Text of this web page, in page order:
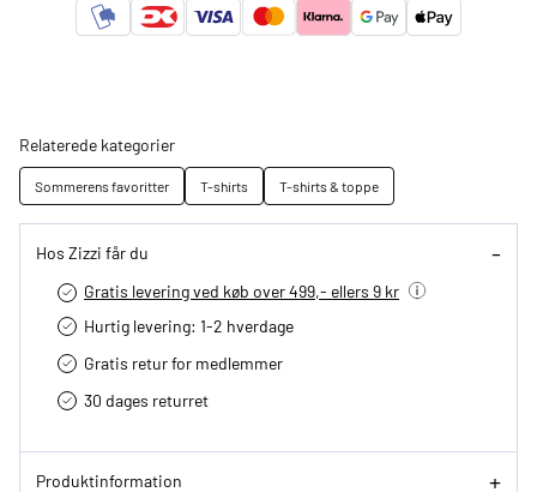
Relaterede kategorier
Sommerens favoritter T-shirts T-shirts & toppe
Hos Zizzi får du
Gratis levering ved køb over 499,- ellers 9 kr
Hurtig levering­: 1-2 hverdage
Gratis retur for medlemmer
30 dages returret
Produktinformation